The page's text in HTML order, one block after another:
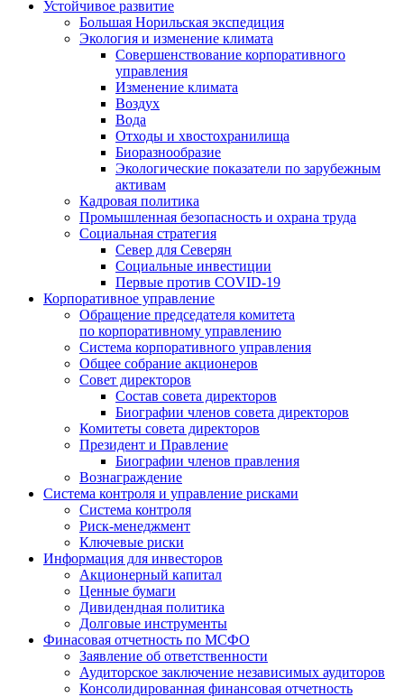
Устойчивое развитие
Большая Норильская экспедиция
Экология и изменение климата
Совершенствование корпоративного
управления
Изменение климата
Воздух
Вода
Отходы и хвостохранилища
Биоразнообразие
Экологические показатели по зарубежным
активам
Кадровая политика
Промышленная безопасность и охрана труда
Социальная стратегия
Север для Северян
Социальные инвестиции
Первые против COVID‑19
Корпоративное управление
Обращение председателя комитета
по корпоративному управлению
Система корпоративного управления
Общее собрание акционеров
Совет директоров
Состав совета директоров
Биографии членов совета директоров
Комитеты совета директоров
Президент и Правление
Биографии членов правления
Вознаграждение
Система контроля и управление рисками
Система контроля
Риск-менеджмент
Ключевые риски
Информация для инвесторов
Акционерный капитал
Ценные бумаги
Дивидендная политика
Долговые инструменты
Финасовая отчетность по МСФО
Заявление об ответственности
Аудиторское заключение независимых аудиторов
Консолидированная финансовая отчетность